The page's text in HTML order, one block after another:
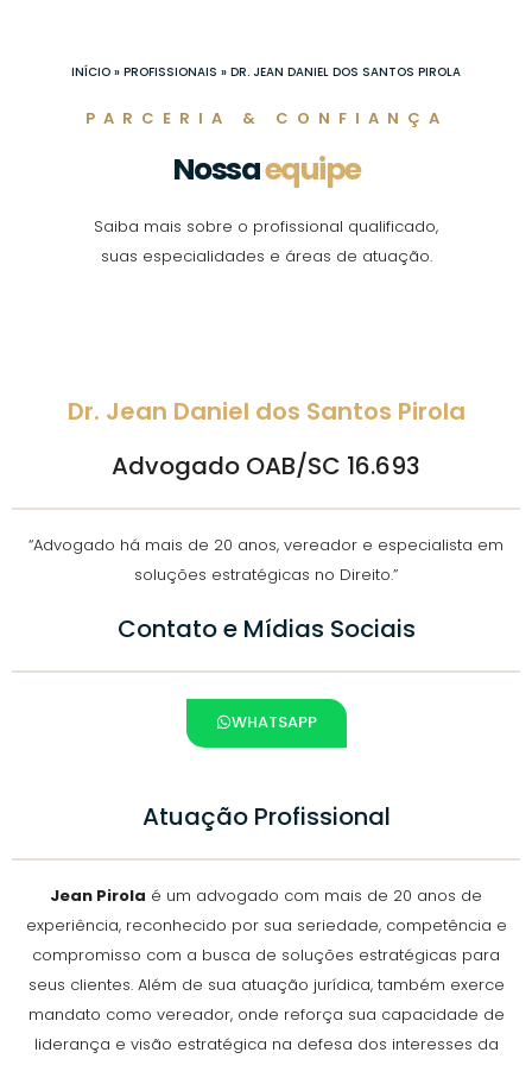
INÍCIO » PROFISSIONAIS » DR. JEAN DANIEL DOS SANTOS PIROLA
PARCERIA & CONFIANÇA
Nossaequipe
Saiba mais sobre o profissional qualificado,
suas especialidades e áreas de atuação.
Dr. Jean Daniel dos Santos Pirola
Advogado OAB/SC 16.693
“Advogado há mais de 20 anos, vereador e especialista em
soluções estratégicas no Direito.”
Contato e Mídias Sociais
WHATSAPP
Atuação Profissional
Jean Pirola é um advogado com mais de 20 anos de
experiência, reconhecido por sua seriedade, competência e
compromisso com a busca de soluções estratégicas para
seus clientes. Além de sua atuação jurídica, também exerce
mandato como vereador, onde reforça sua capacidade de
liderança e visão estratégica na defesa dos interesses da